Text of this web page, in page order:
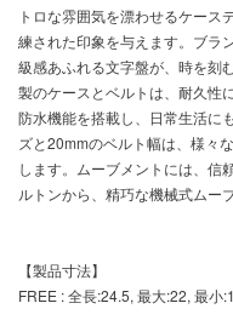
トロな雰囲気を漂わせるケース
練された印象を与えます。ブラ
級感あふれる文字盤が、時を刻
製のケースとベルトは、耐久性
防水機能を搭載し、日常生活に
ズと20mmのベルト幅は、様々
します。ムーブメントには、信
ルトンから、精巧な機械式ムー
【製品寸法】
FREE : 全長:24.5, 最大:22, 最小